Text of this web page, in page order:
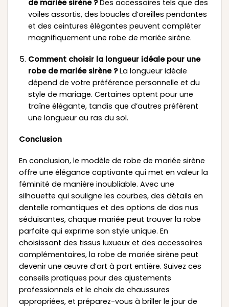
de mariée sirène ?Des accessoires tels que des
voiles assortis, des boucles d’oreilles pendantes
et des ceintures élégantes peuvent compléter
magnifiquement une robe de mariée sirène.
Comment choisir la longueur idéale pour une
robe de mariée sirène ?La longueur idéale
dépend de votre préférence personnelle et du
style de mariage. Certaines optent pour une
traîne élégante, tandis que d’autres préfèrent
une longueur au ras du sol.
Conclusion
En conclusion, le modèle de robe de mariée sirène
offre une élégance captivante qui met en valeur la
féminité de manière inoubliable. Avec une
silhouette qui souligne les courbes, des détails en
dentelle romantiques et des options de dos nus
séduisantes, chaque mariée peut trouver la robe
parfaite qui exprime son style unique. En
choisissant des tissus luxueux et des accessoires
complémentaires, la robe de mariée sirène peut
devenir une œuvre d’art à part entière. Suivez ces
conseils pratiques pour des ajustements
professionnels et le choix de chaussures
appropriées, et préparez-vous à briller le jour de